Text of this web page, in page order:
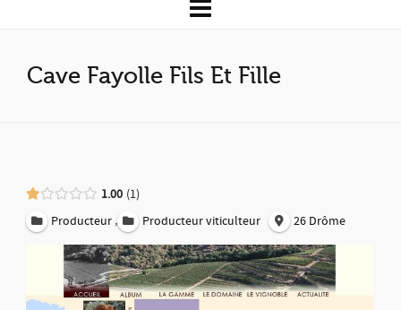
Cave Fayolle Fils Et Fille
1.00 1
Producteur , Producteur viticulteur 26 Drôme